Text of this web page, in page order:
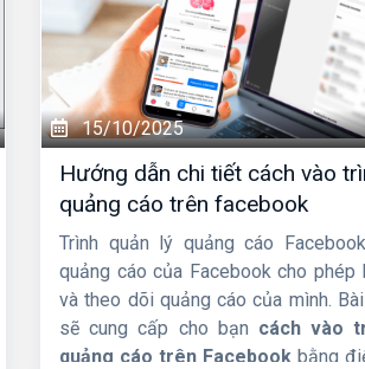
15/10/2025
Hướng dẫn chi tiết cách vào
quảng cáo trên facebook
Trình quản lý quảng cáo
quảng cáo của Facebook cho phép
và theo dõi quảng cáo của mình.
sẽ cung cấp cho bạn cách vào
quảng cáo trên Facebookbằng